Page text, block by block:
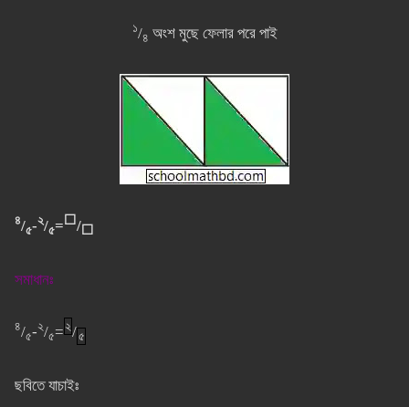
১/৪ অংশ মুছে ফেলার পরে পাই
৪/৫-২/৫=⬜/⬜
সমাধানঃ
৪/৫-২/৫=২/৫
ছবিতে যাচাইঃ